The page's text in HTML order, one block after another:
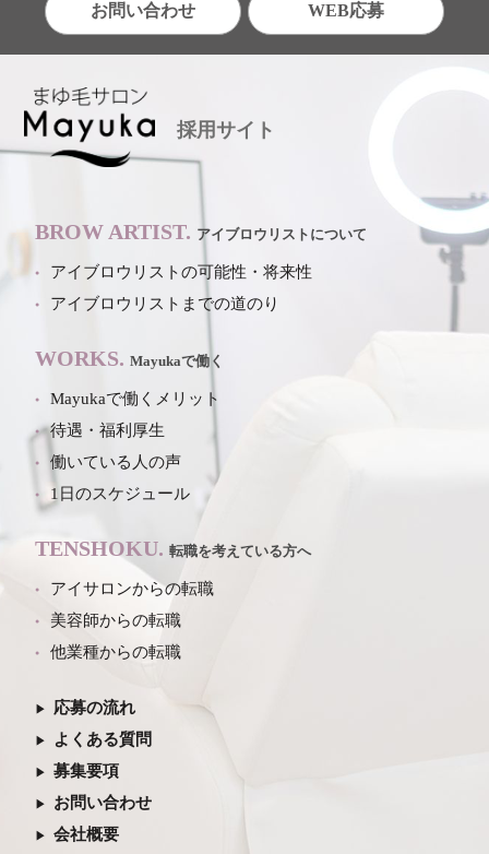
お問い合わせ WEB応募
採用サイト
BROW ARTIST. アイブロウリストについて
アイブロウリストの可能性・将来性
アイブロウリストまでの道のり
WORKS. Mayukaで働く
Mayukaで働くメリット
待遇・福利厚生
働いている人の声
1日のスケジュール
TENSHOKU. 転職を考えている方へ
アイサロンからの転職
美容師からの転職
他業種からの転職
応募の流れ
よくある質問
募集要項
お問い合わせ
会社概要